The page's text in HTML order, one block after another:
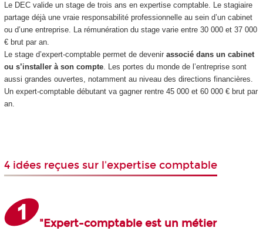
Le DEC valide un stage de trois ans en expertise comptable. Le stagiaire
partage déjà une vraie responsabilité professionnelle au sein d’un cabinet
ou d’une entreprise. La rémunération du stage varie entre 30 000 et 37 000
€ brut par an.
Le stage d’expert-comptable permet de devenir associé dans un cabinet
ou s’installer à son compte. Les portes du monde de l’entreprise sont
aussi grandes ouvertes, notamment au niveau des directions financières.
Un expert-comptable débutant va gagner rentre 45 000 et 60 000 € brut par
an.
4 idées reçues sur l'expertise comptable
"Expert-comptable est un métier